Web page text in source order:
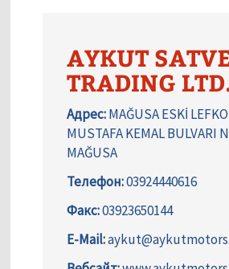
AYKUT
TRADING
Адрес:MAĞUSA ESKİ
MUSTAFA KEMAL BULVARI
MAĞUSA
Телефон:03924440616
Факс:03923650144
E-Mail: